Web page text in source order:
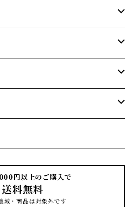
円以上のご購入で
送料無料
域・商品は対象外です